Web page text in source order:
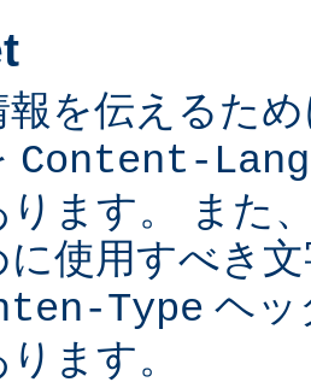
報を伝えるた
Content-
ります。 また
使用すべき
Type ヘッ
ます。